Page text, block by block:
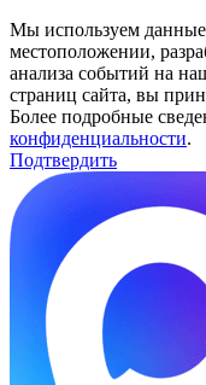
Мы используем
местоположении,
анализа событий на
страниц сайта, вы
Более подробные
конфиденциальности.
Подтвердить